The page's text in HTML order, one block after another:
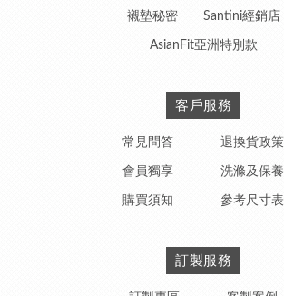
襯墊秘密 Santini經銷店
AsianFit亞洲特別款
客戶服務
常見問答 退換貨政策
會員獨享 洗滌及保養
購買須知 參考尺寸表
訂製服務